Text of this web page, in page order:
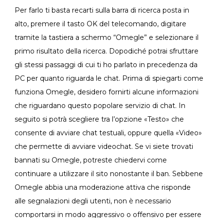
Per farlo ti basta recarti sulla barra di ricerca posta in
alto, premere il tasto OK del telecomando, digitare
tramite la tastiera a schermo “Omegle” e selezionare il
primo risultato della ricerca. Dopodiché potrai sfruttare
gli stessi passaggi di cui ti ho parlato in precedenza da
PC per quanto riguarda le chat. Prima di spiegarti come
funziona Omegle, desidero fornirti alcune informazioni
che riguardano questo popolare servizio di chat. In
seguito si potrà scegliere tra l’opzione «Testo» che
consente di avviare chat testuali, oppure quella «Video»
che permette di avviare videochat. Se vi siete trovati
bannati su Omegle, potreste chiedervi come
continuare a utilizzare il sito nonostante il ban. Sebbene
Omegle abbia una moderazione attiva che risponde
alle segnalazioni degli utenti, non è necessario
comportarsi in modo aggressivo o offensivo per essere